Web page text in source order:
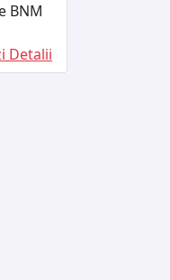
BNM
Detalii